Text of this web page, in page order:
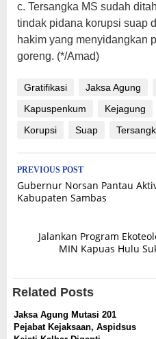
c. Tersangka MS sudah
tindak pidana korupsi suap
hakim yang menyidangkan
goreng. (*/Amad)
Gratifikasi Jaksa Agung
Kapuspenkum
Kejagung
Korupsi
Suap
Post
navigation
PREVIOUS POST
Gubernur Norsan Pantau
Kabupaten Sambas
Jalankan Program
MIN Kapuas Hulu
Related Posts
Jaksa Agung Mutasi 201
Pejabat Kejaksaan, Aspidsus